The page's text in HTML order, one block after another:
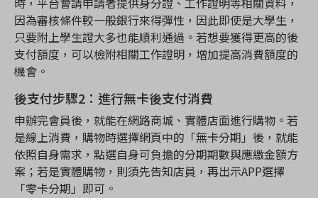
因為審核條件較一般銀行來得彈性，因此即使是大學生，
只要附上學生證大多也能順利通過。若想要獲得更高的後
支付額度，可以檢附相關工作證明，增加提高消費額度的
機會。
後支付步驟2 ：進行無卡後支付消費
申辦完會員後，就能在網路商城、實體店面進行購物。若
是線上消費，購物時選擇網頁中的「無卡分期」後，就能
依照自身需求，點選自身可負擔的分期期數與應繳金額方
案；若是實體購物，則須先告知店員，再出示APP選擇
「零卡分期」即可。